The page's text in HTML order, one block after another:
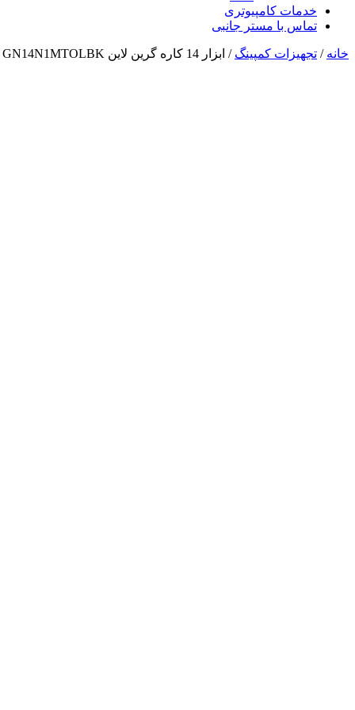
خدمات کامپیوتری
تماس با مستر جانبی
خانه / تجهیزات کمپینگ / ابزار 14 کاره گرین لاین Green Lion 14 IN 1 Multi Tool GN14N1MTOLBK